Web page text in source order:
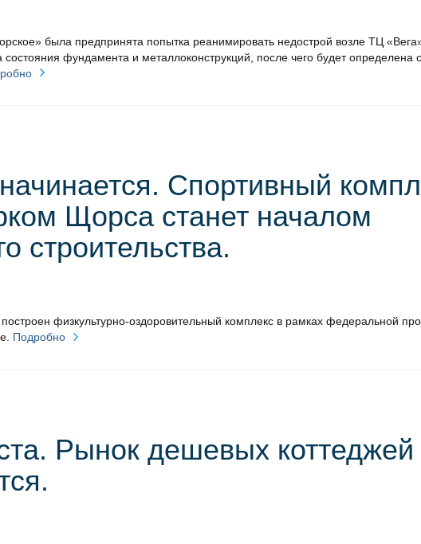
была предпринята попытка реанимировать недострой возле ТЦ
состояния фундамента и металлоконструкций, после чего будет определена
Спортивный
Щорса станет началом
строительства.
физкультурно-оздоровительный комплекс в рамках федеральной
Подробно
Рынок дешевых коттеджей